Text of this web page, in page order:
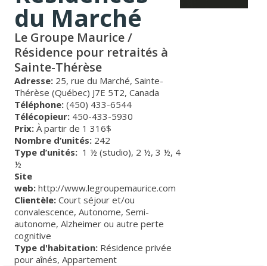
du Marché
Le Groupe Maurice /
Résidence pour retraités à
Sainte-Thérèse
Adresse: 25, rue du Marché, Sainte-
Thérèse (Québec) J7E 5T2, Canada
Téléphone: (450) 433-6544
Télécopieur: 450-433-5930
Prix: À partir de 1 316$
Nombre d’unités: 242
Type d’unités: 1 ½ (studio), 2 ½, 3 ½, 4
½
Site
web: http://www.legroupemaurice.com
Clientèle: Court séjour et/ou
convalescence, Autonome, Semi-
autonome, Alzheimer ou autre perte
cognitive
Type d'habitation: Résidence privée
pour aînés, Appartement